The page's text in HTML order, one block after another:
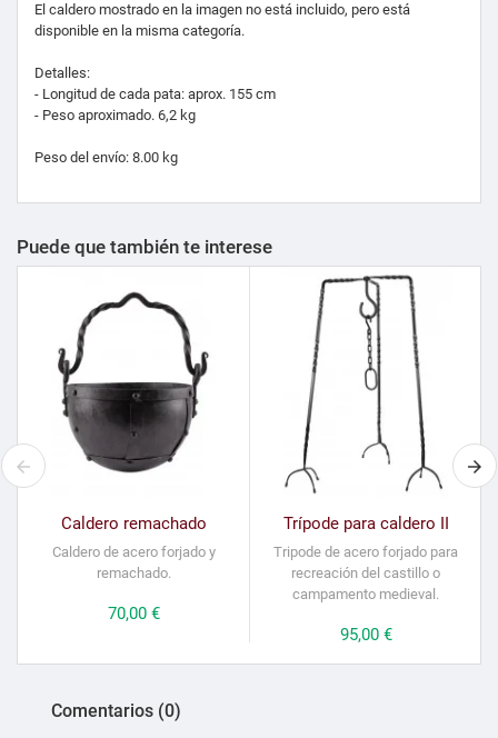
El caldero mostrado en la imagen no está incluido, pero está
disponible en la misma categoría.
Detalles:
- Longitud de cada pata: aprox. 155 cm
- Peso aproximado. 6,2 kg
Peso del envío: 8.00 kg
Puede que también te interese
Caldero remachado
Caldero de acero forjado y
remachado.
Precio
70,00 €
Trípode para caldero II
Tripode de acero forjado para
recreación del castillo o
campamento medieval.
Precio
95,00 €
Comentarios (0)